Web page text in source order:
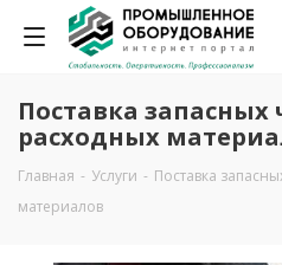
Поставка запасных
расходных
Главная - Услуги - Поставка
материалов